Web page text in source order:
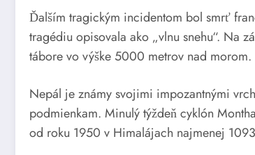
Ďalším tragickým incidentom bol smrť
tragédiu opisovala ako „vlnu snehu“. Na
tábore vo výške 5000 metrov nad morom.
Nepál je známy svojimi impozantnými
podmienkam. Minulý týždeň cyklón
od roku 1950 v Himalájach najmenej